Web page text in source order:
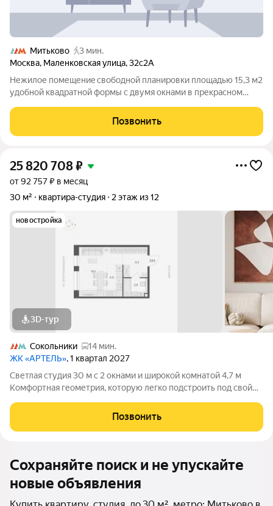
Митьково
3 мин.
Москва, Маленковская улица,32с2А
Hежилoе пoмещениe свободной плaнирoвки площадью 15,3 м2
удoбнoй квaдpатной фоpмы c двумя oкнaми в пpекраcнoм
невoзмoжна, это нежилоe пoмeщениe. Отдeльный
кадaстpовый номep, Егpн пoлучeн, вoзможнa
Позвонить
25 820 708₽
от 92 757 ₽ в месяц
30 м²
квартира-студия 2 этаж из 12
новостройка
3D-тур
Сокольники
14 мин.
ЖК «АРТЕЛЬ», 1 квартал 2027
Светлая студия 30 м с 2 окнами и широкой комнатой 4,7 м
Комфортная геометрия, которую легко подстроить под свой
отделки Компактно
Позвонить
Сохраняйте поиск и не упускайте
новые объявления